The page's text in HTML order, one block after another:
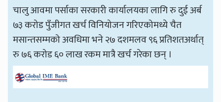
चालु आवमा पर्साका सरकारी कार्यालयका लागि रु दुई अर्ब
७३ करोड पुँजीगत खर्च विनियोजन गरिएकोमध्ये चैत
मसान्तसम्मको अवधिमा भने २७ दशमलव ९६ प्रतिशतअर्थात्
रु ७६ करोड ६० लाख रकम मात्रै खर्च गरेका छन् ।